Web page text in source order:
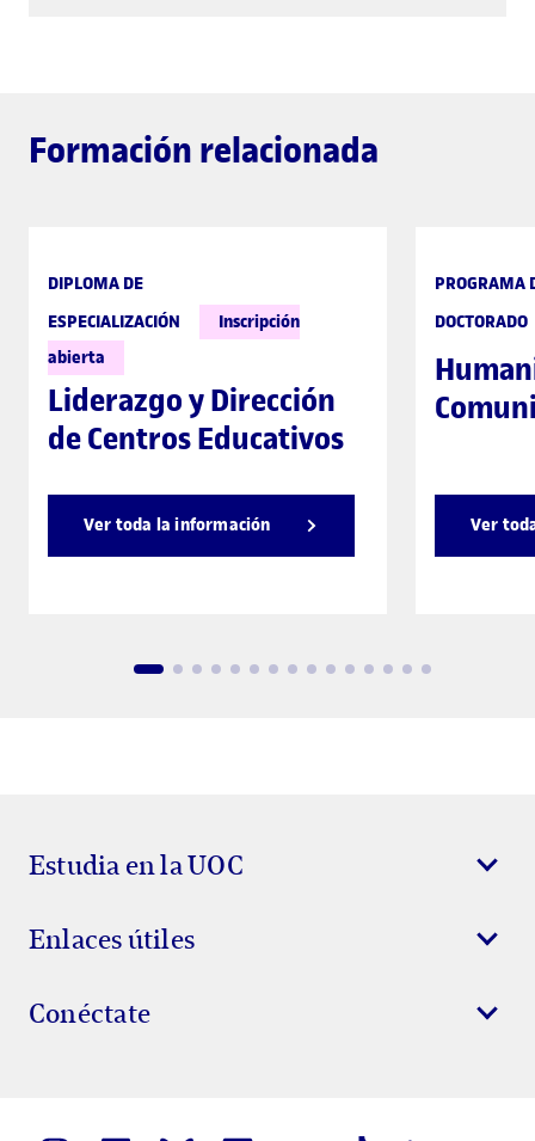
Formación relacionada
DIPLOMA DE
ESPECIALIZACIÓN
Inscripción
abierta
Liderazgo y Dirección
de Centros Educativos
Ver toda la información
PROGRAMA
DOCTORADO
Ver
Estudia en la UOC
Enlaces útiles
Conéctate